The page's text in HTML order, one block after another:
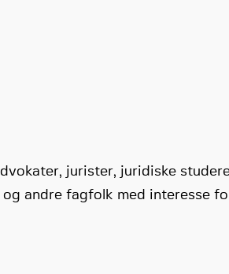
jurister, juridiske
andre fagfolk med interesse